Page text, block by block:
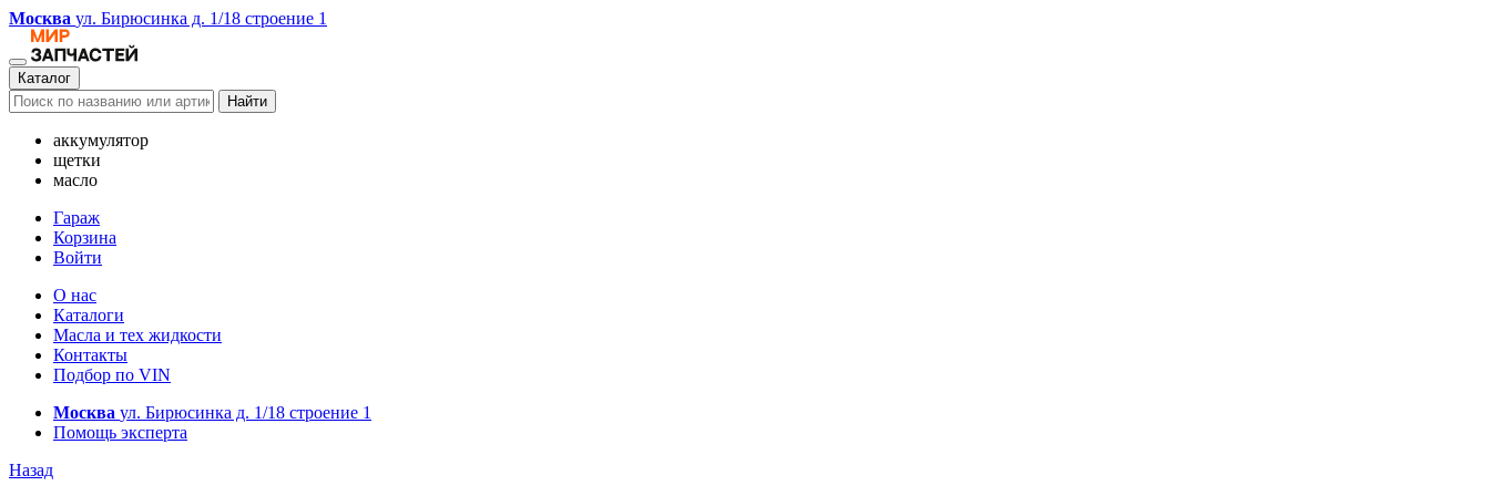
Москва ул. Бирюсинка д. 1/18 строение 1
Каталог
Найти
аккумулятор
щетки
масло
Гараж
Корзина
Войти
О нас
Каталоги
Масла и тех жидкости
Контакты
Подбор по VIN
Москва ул. Бирюсинка д. 1/18 строение 1
Помощь эксперта
Назад